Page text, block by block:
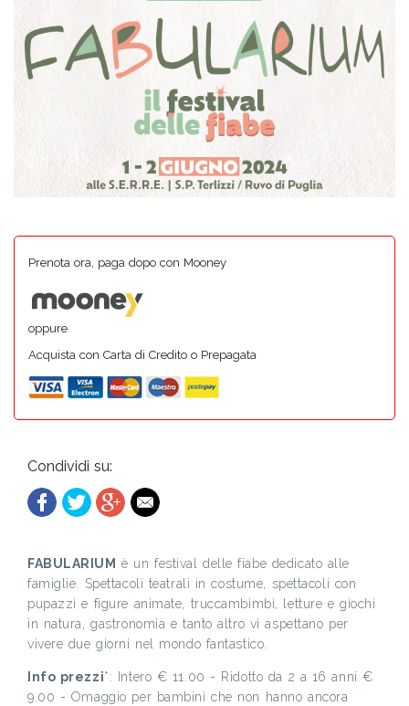
Prenota ora, paga dopo con Mooney
oppure
Acquista con Carta di Credito o Prepagata
Condividi su:
FABULARIUM è un festival delle fiabe dedicato alle
famiglie. Spettacoli teatrali in costume, spettacoli con
pupazzi e figure animate, truccambimbi, letture e giochi
in natura, gastronomia e tanto altro vi aspettano per
vivere due giorni nel mondo fantastico.
Info prezzi*: Intero € 11.00 - Ridotto da 2 a 16 anni €
9.00 - Omaggio per bambini che non hanno ancora